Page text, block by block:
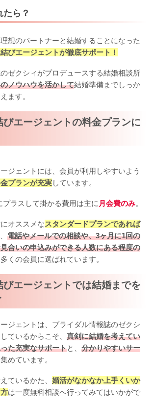
たら？
想のパートナーと結婚することになった
びエージェントが徹底サポート！
ゼクシィがプロデュースする結婚相談所
ノウハウを活かして結婚準備までしっか
ます。
びエージェントの料金プランに
ジェントには、会員が利用しやすいよう
プランが充実しています。
プラスして掛かる費用は主に 月会費のみ。
オススメなスタンダードプランであれば
電話やメールでの相談や、3ヶ月に1回の
合いの申込みができる人数にある程度の
くの会員に選ばれています。
びエージェントでは結婚までを
ジェントは、ブライダル情報誌のゼクシ
ているからこそ、 真剣に結婚を考えてい
た充実なサポートと、 分かりやすいサー
めています。
ているかた、 婚活がなかなか上手くいか
は一度無料相談へ行ってみてはいかがで